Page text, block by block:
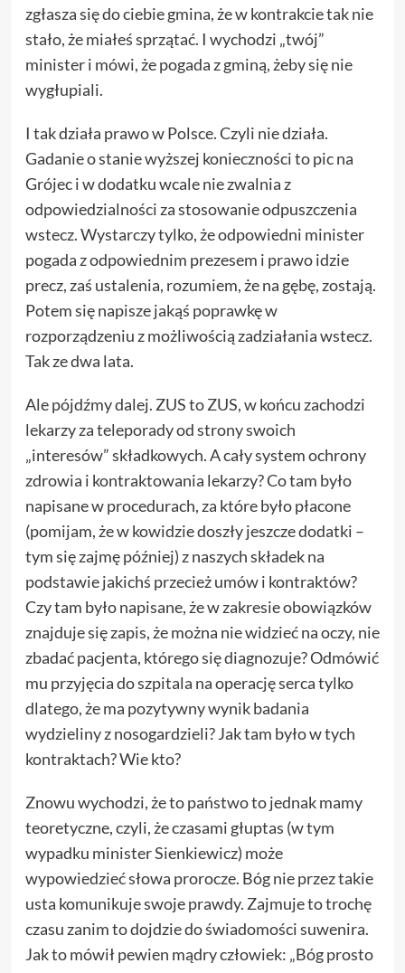
zgłasza się do ciebie gmina, że w kontrakcie tak nie
stało, że miałeś sprzątać. I wychodzi „twój”
minister i mówi, że pogada z gminą, żeby się nie
wygłupiali.
I tak działa prawo w Polsce. Czyli nie działa.
Gadanie o stanie wyższej konieczności to pic na
Grójec i w dodatku wcale nie zwalnia z
odpowiedzialności za stosowanie odpuszczenia
wstecz. Wystarczy tylko, że odpowiedni minister
pogada z odpowiednim prezesem i prawo idzie
precz, zaś ustalenia, rozumiem, że na gębę, zostają.
Potem się napisze jakąś poprawkę w
rozporządzeniu z możliwością zadziałania wstecz.
Tak ze dwa lata.
Ale pójdźmy dalej. ZUS to ZUS, w końcu zachodzi
lekarzy za teleporady od strony swoich
„interesów” składkowych. A cały system ochrony
zdrowia i kontraktowania lekarzy? Co tam było
napisane w procedurach, za które było płacone
(pomijam, że w kowidzie doszły jeszcze dodatki –
tym się zajmę później) z naszych składek na
podstawie jakichś przecież umów i kontraktów?
Czy tam było napisane, że w zakresie obowiązków
znajduje się zapis, że można nie widzieć na oczy, nie
zbadać pacjenta, którego się diagnozuje? Odmówić
mu przyjęcia do szpitala na operację serca tylko
dlatego, że ma pozytywny wynik badania
wydzieliny z nosogardzieli? Jak tam było w tych
kontraktach? Wie kto?
Znowu wychodzi, że to państwo to jednak mamy
teoretyczne, czyli, że czasami głuptas (w tym
wypadku minister Sienkiewicz) może
wypowiedzieć słowa prorocze. Bóg nie przez takie
usta komunikuje swoje prawdy. Zajmuje to trochę
czasu zanim to dojdzie do świadomości suwenira.
Jak to mówił pewien mądry człowiek: „Bóg prosto